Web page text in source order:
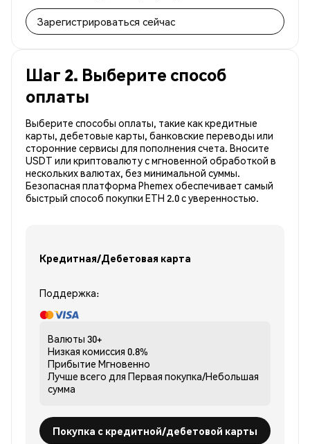
Зарегистрироваться сейчас
Шаг 2. Выберите способ
оплаты
Выберите способы оплаты, такие как кредитные
карты, дебетовые карты, банковские переводы или
сторонние сервисы для пополнения счета. Вносите
USDT или криптовалюту с мгновенной обработкой в
нескольких валютах, без минимальной суммы.
Безопасная платформа Phemex обеспечивает самый
быстрый способ покупки ETH 2.0 с уверенностью.
Кредитная/Дебетовая карта
Поддержка:
Валюты 30+
Низкая комиссия 0.8%
Прибытие Мгновенно
Лучше всего для Первая покупка/Небольшая
сумма
Покупка с кредитной/дебетовой карты